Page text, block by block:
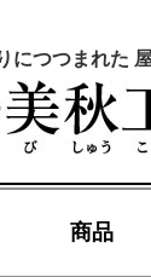
につつまれた
商品